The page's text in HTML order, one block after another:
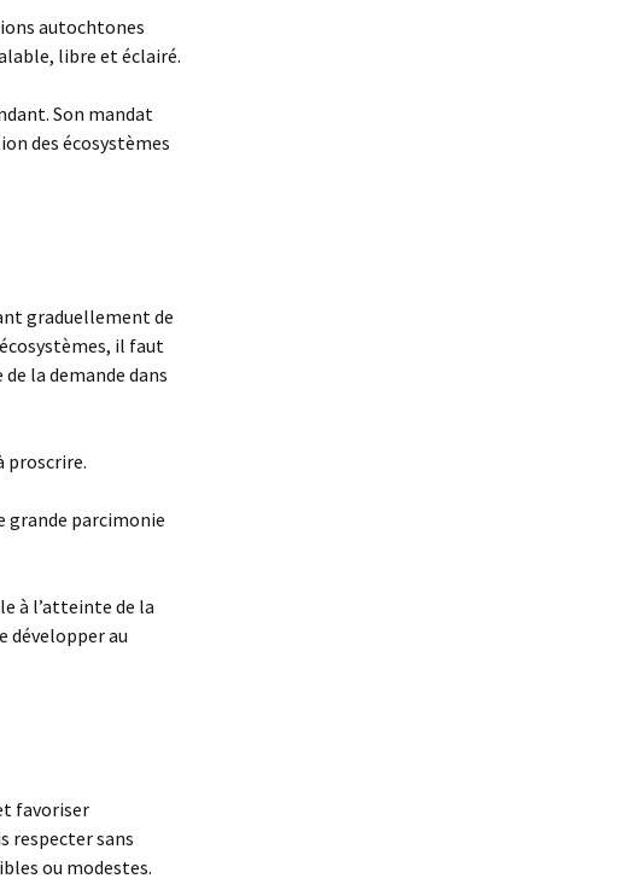
autochtones
libre et éclairé.
Son mandat
des écosystèmes
graduellement de
il faut
la demande dans
proscrire.
grande parcimonie
à l’atteinte de la
développer au
favoriser
respecter sans
ou modestes.